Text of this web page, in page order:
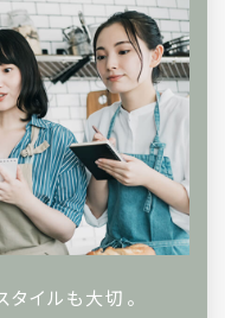
イルも大切。